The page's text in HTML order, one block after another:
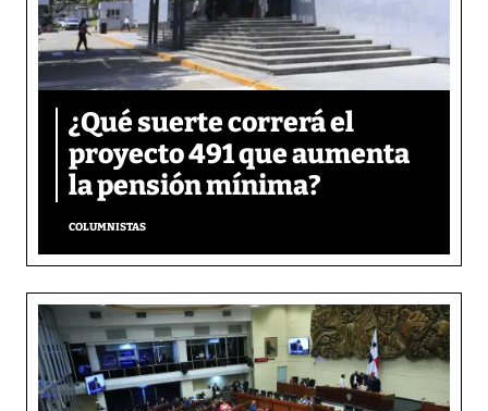
¿Qué suerte correrá el
proyecto 491 que aumenta
la pensión mínima?
COLUMNISTAS